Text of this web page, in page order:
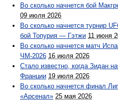
Во сколько начнется бой
09 июля 2026
Во сколько начнется турнир
бой Топурия — Гэтжи 11 июня
Во сколько начнется матч
ЧМ-2026 16 июля 2026
Стало известно, когда Зидан
Франции 19 июля 2026
Во сколько начнется финал
«Арсенал» 25 мая 2026